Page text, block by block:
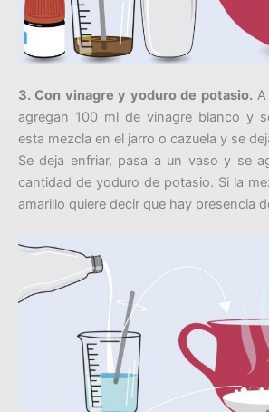
3. Con vinagre y yoduro de potasio.
agregan 100 ml de vinagre blanco y
esta mezcla en el jarro o cazuela y se
Se deja enfriar, pasa a un vaso y se
cantidad de yoduro de potasio. Si la
amarillo quiere decir que hay presencia